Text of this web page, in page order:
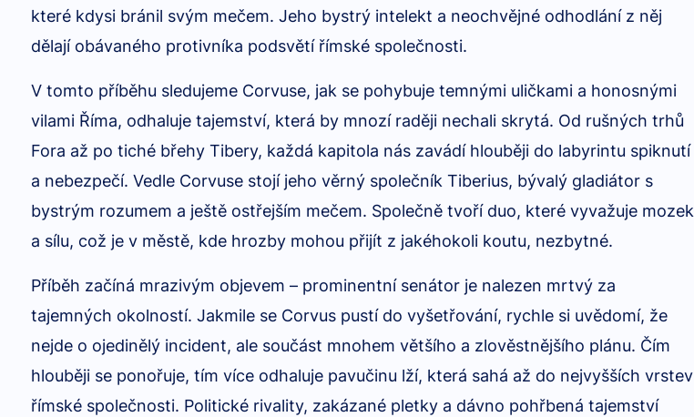
které kdysi bránil svým mečem. Jeho bystrý intelekt a neochvějné odhodlání z něj
dělají obávaného protivníka podsvětí římské společnosti.
V tomto příběhu sledujeme Corvuse, jak se pohybuje temnými uličkami a honosnými
vilami Říma, odhaluje tajemství, která by mnozí raději nechali skrytá. Od rušných trhů
Fora až po tiché břehy Tibery, každá kapitola nás zavádí hlouběji do labyrintu spiknutí
a nebezpečí. Vedle Corvuse stojí jeho věrný společník Tiberius, bývalý gladiátor s
bystrým rozumem a ještě ostřejším mečem. Společně tvoří duo, které vyvažuje mozek
a sílu, což je v městě, kde hrozby mohou přijít z jakéhokoli koutu, nezbytné.
Příběh začíná mrazivým objevem – prominentní senátor je nalezen mrtvý za
tajemných okolností. Jakmile se Corvus pustí do vyšetřování, rychle si uvědomí, že
nejde o ojedinělý incident, ale součást mnohem většího a zlověstnějšího plánu. Čím
hlouběji se ponořuje, tím více odhaluje pavučinu lží, která sahá až do nejvyšších vrstev
římské společnosti. Politické rivality, zakázané pletky a dávno pohřbená tajemství